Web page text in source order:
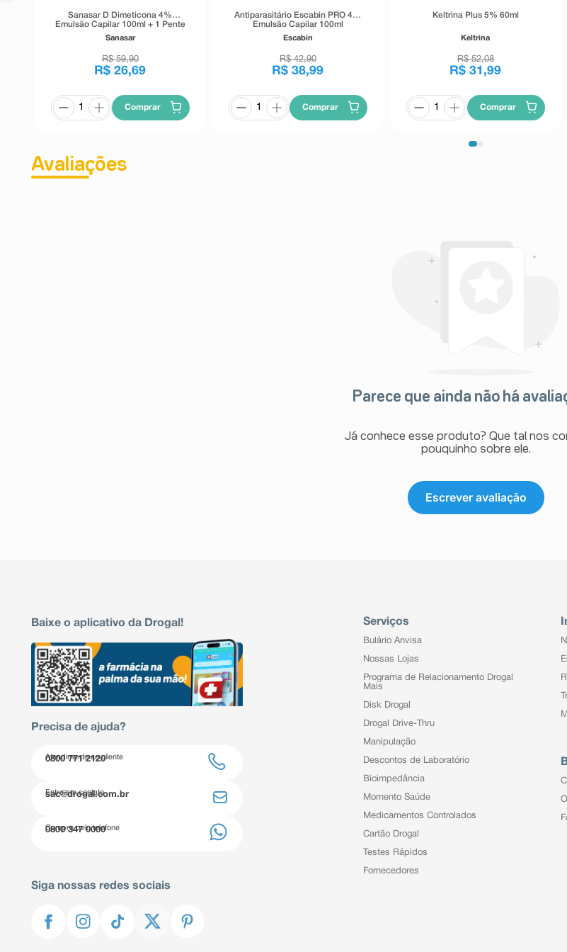
Sanasar D Dimeticona 4%
Emulsão Capilar 100ml + 1 Pente
Sanasar
R$ 59,90
R$ 26,69
Comprar
Antiparasitário Escabin PRO 4%
Emulsão Capilar 100ml
Escabin
R$ 42,90
R$ 38,99
Comprar
Keltrina Plus 5% 60ml
Keltrina
R$ 52,08
R$ 31 ,99
Comprar
Avaliações
Parece que ainda não há
Já conhece esse produto? Que tal nos
pouquinho sobre ele.
Escrever avaliação
Baixe o aplicativo da Drogal!
Precisa de ajuda?
Atendimento ao cliente
0800 771 2120
Entre em contato
sac@drogal.com.br
Compre pelo telefone
0800 347 0000
Siga nossas redes sociais
Serviços
Bulário Anvisa
Nossas Lojas
Programa de Relacionamento Drogal
Mais
Disk Drogal
Drogal Drive-Thru
Manipulação
Descontos de Laboratório
Bioimpedância
Momento Saúde
Medicamentos Controlados
Cartão Drogal
Testes Rápidos
Fornecedores